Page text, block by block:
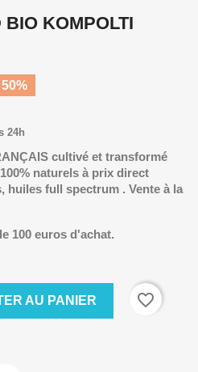
KOMPOLTI
24h
cultivé et transformé
naturels à prix direct
huiles full spectrum . Vente à la
100 euros d'achat.
AU PANIER
favorite_border